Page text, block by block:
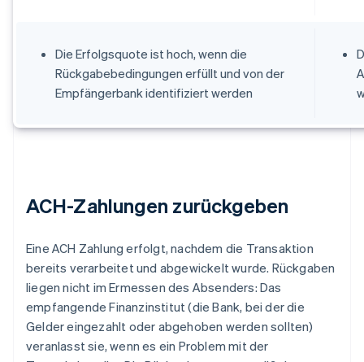
Die Erfolgsquote ist hoch, wenn die
Rückgabebedingungen erfüllt und von der
Empfängerbank identifiziert werden
ACH-Zahlungen zurückgeben
Eine ACH Zahlung erfolgt, nachdem die Transaktion
bereits verarbeitet und abgewickelt wurde. Rückgaben
liegen nicht im Ermessen des Absenders: Das
empfangende Finanzinstitut (die Bank, bei der die
Gelder eingezahlt oder abgehoben werden sollten)
veranlasst sie, wenn es ein Problem mit der